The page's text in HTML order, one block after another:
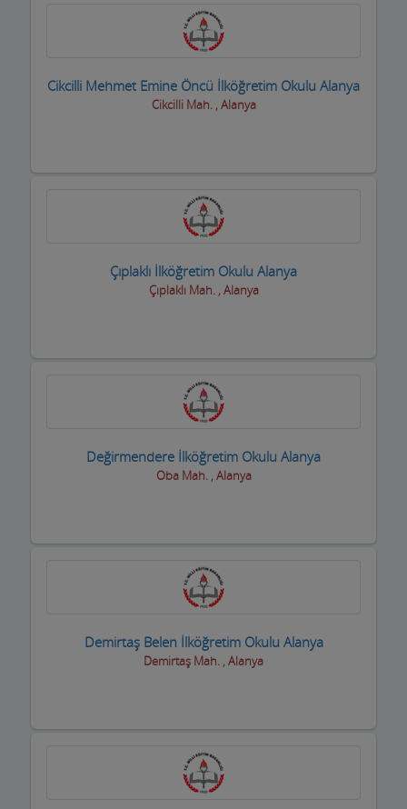
Cikcilli Mehmet Emine Öncü İlköğretim Okulu Alanya
Cikcilli Mah. , Alanya
Çıplaklı İlköğretim Okulu Alanya
Çıplaklı Mah. , Alanya
Değirmendere İlköğretim Okulu Alanya
Oba Mah. , Alanya
Demirtaş Belen İlköğretim Okulu Alanya
Demirtaş Mah. , Alanya